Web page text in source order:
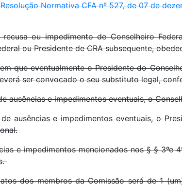
Resolução Normativa CFA nº 527, de 07 de
recusa ou impedimento de Conselheiro
ou Presidente de CRA subsequente,
que eventualmente o Presidente do
ser convocado o seu substituto legal,
ausências e impedimentos eventuais, o
ausências e impedimentos eventuais, o
e impedimentos mencionados nos § §
dos membros da Comissão será de 1